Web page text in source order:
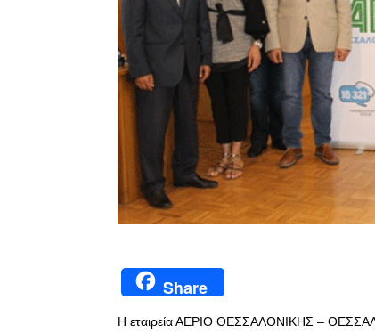
Share
Η εταιρεία ΑΕΡΙΟ ΘΕΣΣΑΛΟΝΙΚΗΣ –